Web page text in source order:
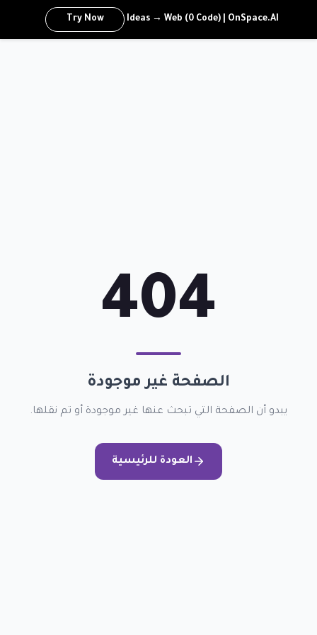
Ideas → Web (0 Code) | OnSpace.AI
Try Now
404
الصفحة غير موجودة
يبدو أن الصفحة التي تبحث عنها غير موجودة أو تم نقلها.
العودة للرئيسية